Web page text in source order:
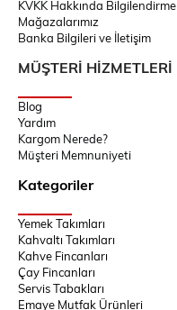
KVKK Hakkında Bilgilendirme
Mağazalarımız
Banka Bilgileri ve İletişim
MÜŞTERİ HİZMETLERİ
Blog
Yardım
Kargom Nerede?
Müşteri Memnuniyeti
Kategoriler
Yemek Takımları
Kahvaltı Takımları
Kahve Fincanları
Çay Fincanları
Servis Tabakları
Emaye Mutfak Ürünleri